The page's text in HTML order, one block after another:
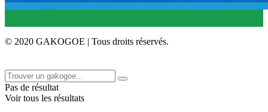
© 2020 GAKOGOE | Tous droits réservés.
Pas de résultat
Voir tous les résultats